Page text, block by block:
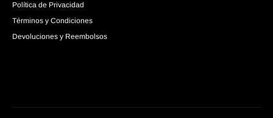
Política de Privacidad
Términos y Condiciones
Devoluciones y Reembolsos